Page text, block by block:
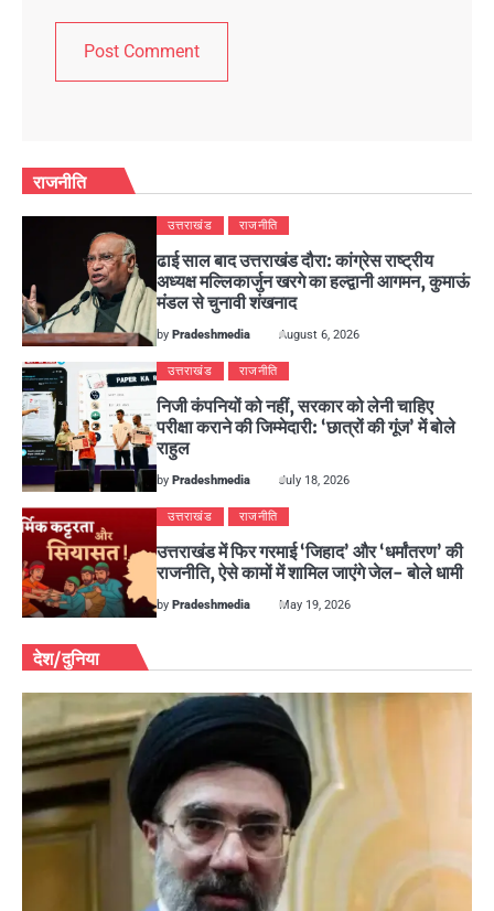
राजनीति
उत्तराखंड राजनीति
ढाई साल बाद उत्तराखंड दौरा: कांग्रेस राष्ट्रीय
अध्यक्ष मल्लिकार्जुन खरगे का हल्द्वानी आगमन, कुमाऊं
मंडल से चुनावी शंखनाद
byPradeshmedia August 6, 2026
उत्तराखंड राजनीति
निजी कंपनियों को नहीं, सरकार को लेनी चाहिए
परीक्षा कराने की जिम्मेदारी: ‘छात्रों की गूंज’ में बोले
राहुल
byPradeshmedia July 18, 2026
उत्तराखंड राजनीति
उत्तराखंड में फिर गरमाई ‘जिहाद’ और ‘धर्मांतरण’ की
राजनीति, ऐसे कामों में शामिल जाएंगे जेल- बोले धामी
byPradeshmedia May 19, 2026
देश/दुनिया